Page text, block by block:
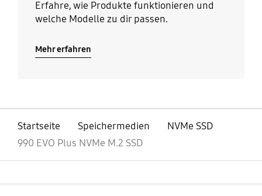
Erfahre, wie Produkte funktionieren und
welche Modelle zu dir passen.
Mehr erfahren
Startseite Speichermedien
NVMe SSD
990 EVO Plus NVMe M.2 SSD